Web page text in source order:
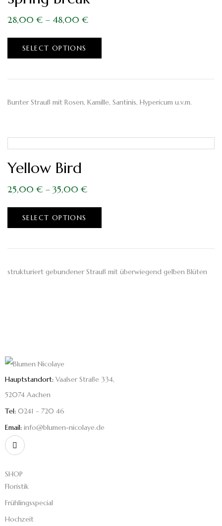
28,00 € – 48,00 €
SELECT OPTIONS
Bunter Strauß mit Rosen, Kamille, Santinis, Hypericum u.v.m.
Yellow Bird
25,00 € – 35,00 €
SELECT OPTIONS
strukturiert gebundener Strauß mit überwiegend gelben Blüten
Hauptstandort: Vaalser Straße 334,
52074 Aachen
Tel: 0241 – 720 46
Email: info@blumen-nicolaye.de
SHOP
Floristik
Frühlingsspecial
Hochzeit